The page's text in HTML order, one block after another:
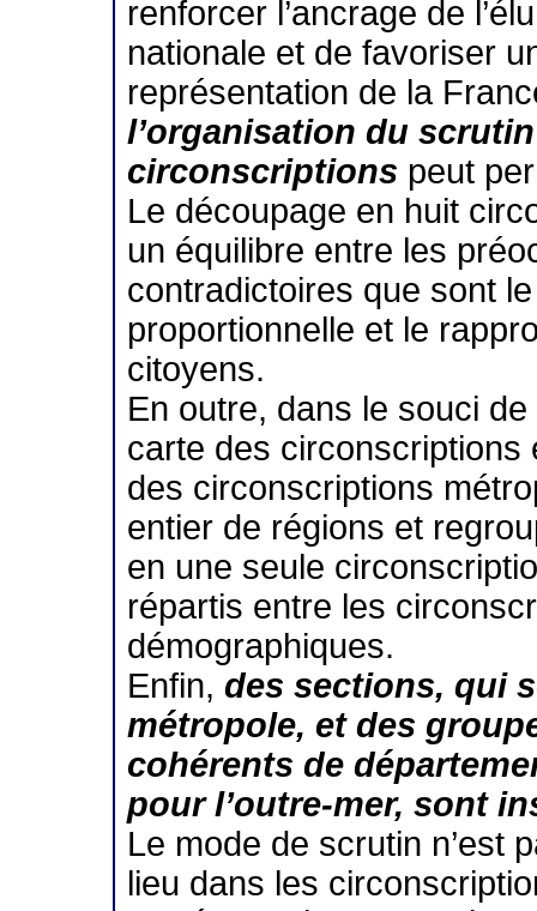
renforcer l’ancrage de
nationale et de favoriser
représentation de la
l’organisation du
circonscriptions peut
Le découpage en huit
un équilibre entre les
contradictoires que sont
proportionnelle et le
citoyens.
En outre, dans le souci
carte des circonscriptions
des circonscriptions
entier de régions et
en une seule
répartis entre les
démographiques.
Enfin,des sections, qui
métropole, et des
cohérents de
pour l’outre-mer, sont
Le mode de scrutin n’est
lieu dans les